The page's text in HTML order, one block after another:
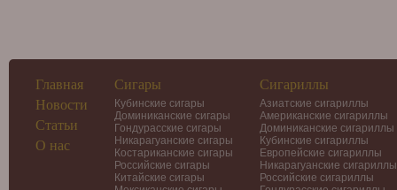
Главная
Новости
Статьи
О нас
Сигары
Кубинские сигары
Доминиканские сигары
Гондурасские сигары
Никарагуанские сигары
Костариканские сигары
Российские сигары
Китайские сигары
Сигариллы
Азиатские сигариллы
Американские сигариллы
Доминиканские сигариллы
Кубинские сигариллы
Европейские сигариллы
Никарагуанские сигариллы
Российские сигариллы